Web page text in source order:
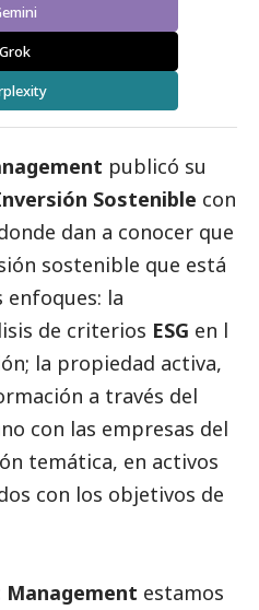
Grok
publicó su
Sostenible con
dan a conocer que
sostenible que está
la
de criterios ESG en l
la propiedad activa,
a través del
con las empresas del
temática, en activos
con los objetivos de
Management estamos